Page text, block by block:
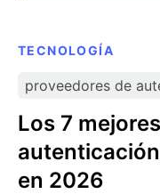
TECNOLOGÍA
proveedores de
Los 7
en 2026